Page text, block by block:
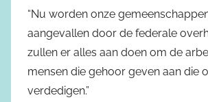
“Nu worden onze
aangevallen door de federale
zullen er alles aan doen om de
mensen die gehoor geven aan die
verdedigen.”